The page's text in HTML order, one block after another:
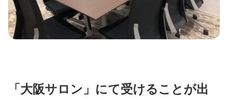
「大阪サロン」にて受けることが出